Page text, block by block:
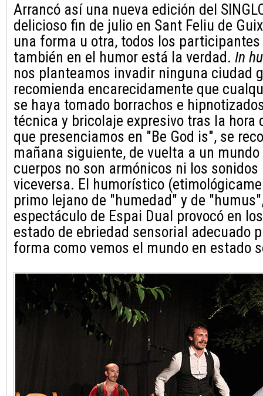
Arrancó así una nueva edición del
delicioso fin de julio en Sant Feliu de
una forma u otra, todos los
también en el humor está la verdad. In
nos planteamos invadir ninguna ciudad
recomienda encarecidamente que
se haya tomado borrachos e
técnica y bricolaje expresivo tras la hora
que presenciamos en "Be God is", se
mañana siguiente, de vuelta a un
cuerpos no son armónicos ni los
viceversa. El humorístico
primo lejano de "humedad" y de
espectáculo de Espai Dual provocó en
estado de ebriedad sensorial adecuado
forma como vemos el mundo en estado